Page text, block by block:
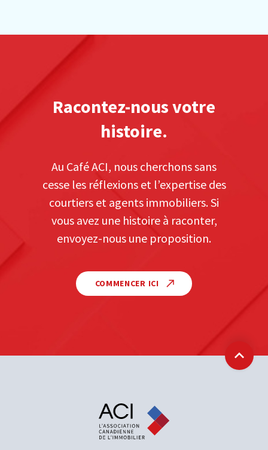
Racontez-nous votre
histoire.
Au Café ACI, nous cherchons sans
cesse les réflexions et l’expertise des
courtiers et agents immobiliers. Si
vous avez une histoire à raconter,
envoyez-nous une proposition.
COMMENCER ICI